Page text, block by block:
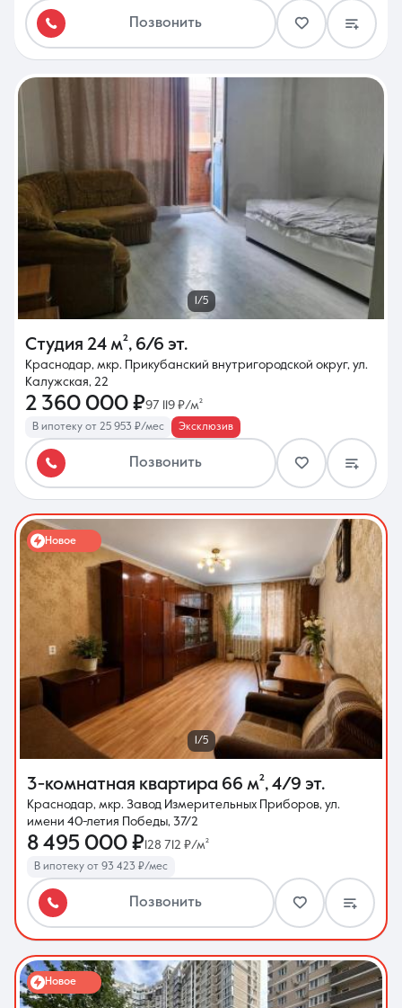
Позвонить
1/5
Студия 24 м², 6/6 эт.
Краснодар, мкр. Прикубанский внутригородской округ, ул.
Калужская, 22
2 360 000 ₽97 119 ₽/м²
В ипотеку от 25 953 ₽/мес Эксклюзив
Позвонить
1/5
3-комнатная квартира 66 м², 4/9 эт.
Краснодар, мкр. Завод Измерительных Приборов, ул.
имени 40-летия Победы, 37/2
8 495 000 ₽128 712 ₽/м²
В ипотеку от 93 423 ₽/мес
Позвонить
Новое
Новое